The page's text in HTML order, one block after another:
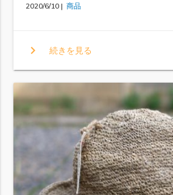
2020/6/10 | 商品
chevron_right 続きを見る